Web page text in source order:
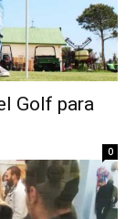
Golf para
0